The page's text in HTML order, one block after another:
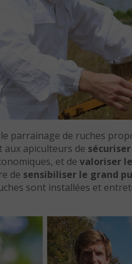
parrainage de ruches
aux apiculteurs de
et de valoriser
de sensibiliser le grand
sont installées et